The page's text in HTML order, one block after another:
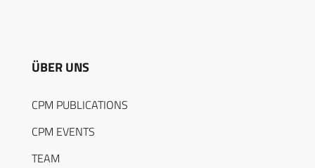
ÜBER UNS
CPM PUBLICATIONS
CPM EVENTS
TEAM